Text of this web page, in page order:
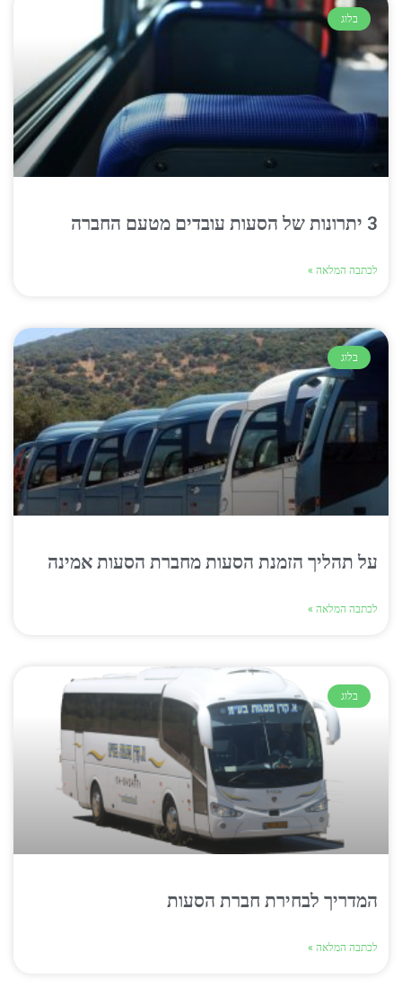
בלוג
3 יתרונות של הסעות עובדים מטעם החברה
לכתבה המלאה »
בלוג
על תהליך הזמנת הסעות מחברת הסעות אמינה
לכתבה המלאה »
בלוג
המדריך לבחירת חברת הסעות
לכתבה המלאה »